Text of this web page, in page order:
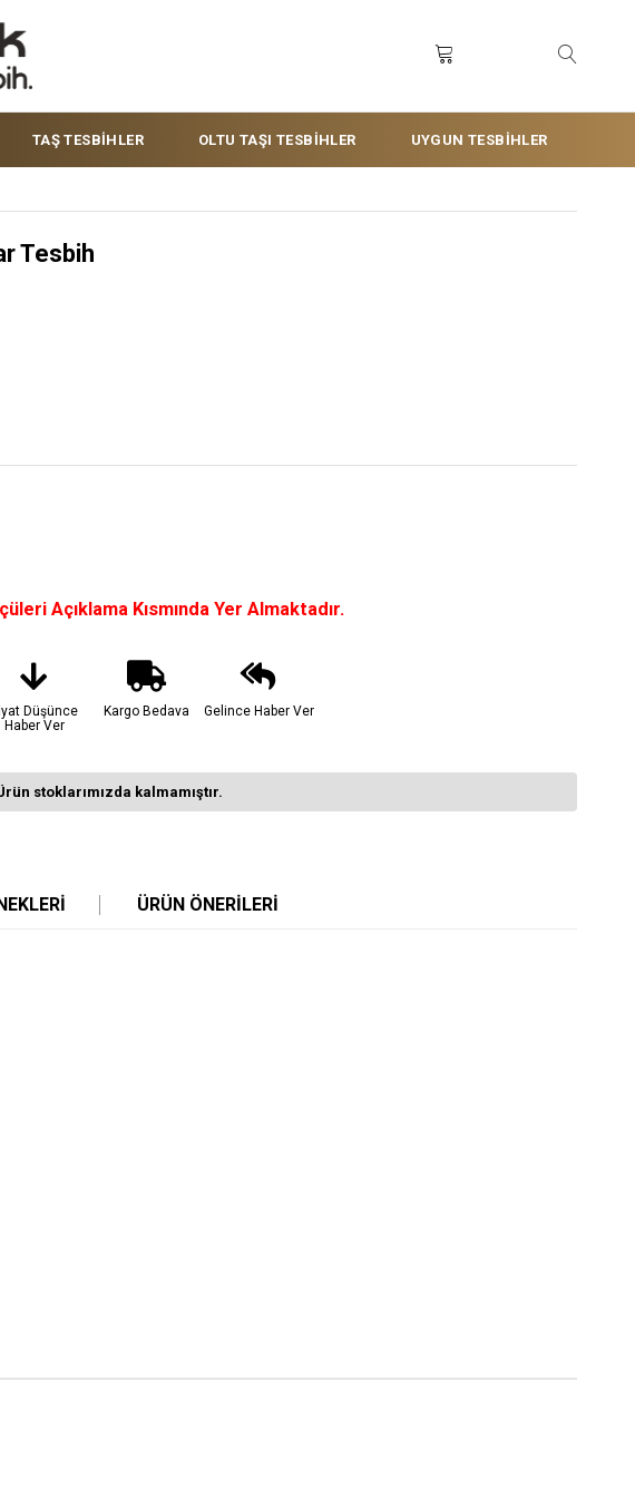
TAŞ TESBİHLER OLTU TAŞI TESBİHLER UYGUN TESBİHLER
Tesbih
Açıklama Kısmında Yer Almaktadır.
Düşünce
Haber Ver
Kargo Bedava Gelince Haber Ver
stoklarımızda kalmamıştır.
ÜRÜN ÖNERILERI